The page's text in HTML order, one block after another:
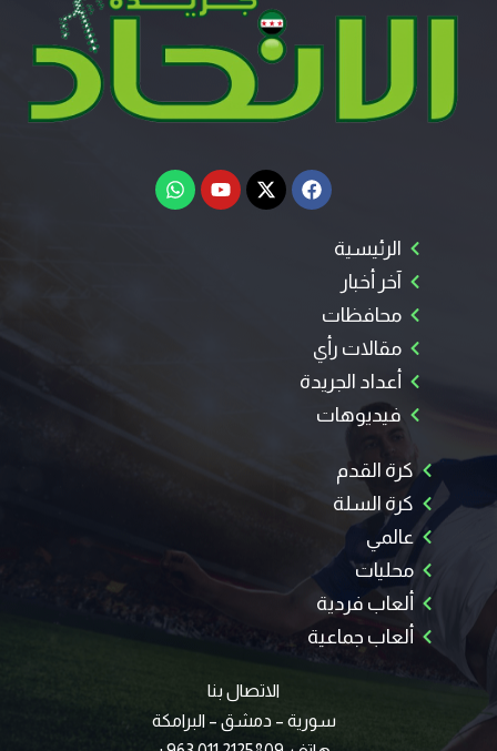
الرئيسية
آخر أخبار
محافظات
مقالات رأي
أعداد الجريدة
فيديوهات
كرة القدم
كرة السلة
عالمي
محليات
ألعاب فردية
ألعاب جماعية
الاتصال بنا
سورية – دمشق – البرامكة